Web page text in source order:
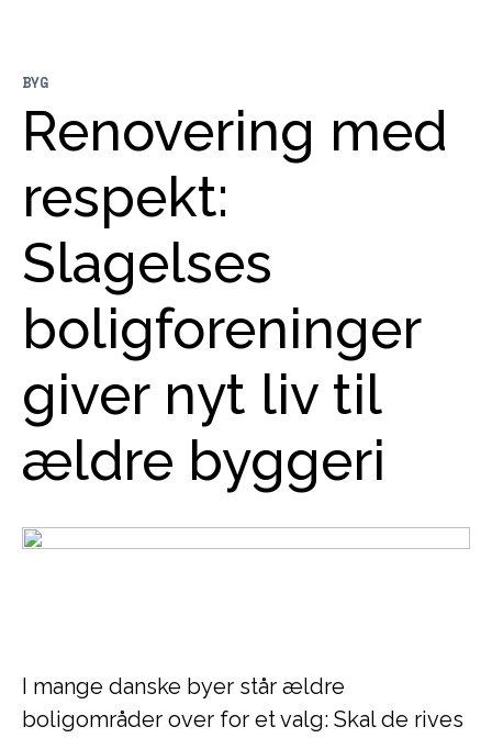
Renovering med
respekt:
Slagelses
boligforeninger
giver nyt liv til
ældre byggeri
BYG
I mange danske byer står ældre
boligområder over for et valg: Skal de rives